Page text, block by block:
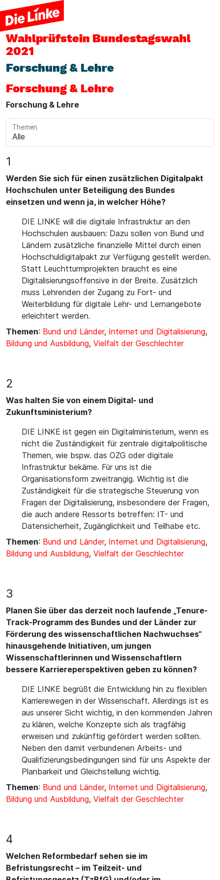
Wahlprüfstein Bundestagswahl
2021
Forschung & Lehre
Forschung & Lehre
Forschung & Lehre
Themen
1
Werden Sie sich für einen zusätzlichen Digitalpakt
Hochschulen unter Beteiligung des Bundes
einsetzen und wenn ja, in welcher Höhe?
DIE LINKE will die digitale Infrastruktur an den
Hochschulen ausbauen: Dazu sollen von Bund und
Ländern zusätzliche finanzielle Mittel durch einen
Hochschuldigitalpakt zur Verfügung gestellt werden.
Statt Leuchtturmprojekten braucht es eine
Digitalisierungsoffensive in der Breite. Zusätzlich
muss Lehrenden der Zugang zu Fort- und
Weiterbildung für digitale Lehr- und Lernangebote
erleichtert werden.
Themen: Bund und Länder, Internet und Digitalisierung,
Bildung und Ausbildung, Vielfalt der Geschlechter
2
Was halten Sie von einem Digital- und
Zukunftsministerium?
DIE LINKE ist gegen ein Digitalministerium, wenn es
nicht die Zuständigkeit für zentrale digitalpolitische
Themen, wie bspw. das OZG oder digitale
Infrastruktur bekäme. Für uns ist die
Organisationsform zweitrangig. Wichtig ist die
Zuständigkeit für die strategische Steuerung von
Fragen der Digitalisierung, insbesondere der Fragen,
die auch andere Ressorts betreffen: IT- und
Datensicherheit, Zugänglichkeit und Teilhabe etc.
Themen: Bund und Länder, Internet und Digitalisierung,
Bildung und Ausbildung, Vielfalt der Geschlechter
3
Planen Sie über das derzeit noch laufende „Tenure-
Track-Programm des Bundes und der Länder zur
Förderung des wissenschaftlichen Nachwuchses“
hinausgehende Initiativen, um jungen
Wissenschaftlerinnen und Wissenschaftlern
bessere Karriereperspektiven geben zu können?
DIE LINKE begrüßt die Entwicklung hin zu flexiblen
Karrierewegen in der Wissenschaft. Allerdings ist es
aus unserer Sicht wichtig, in den kommenden Jahren
zu klären, welche Konzepte sich als tragfähig
erweisen und zukünftig gefördert werden sollten.
Neben den damit verbundenen Arbeits- und
Qualifizierungsbedingungen sind für uns Aspekte der
Planbarkeit und Gleichstellung wichtig.
Themen: Bund und Länder, Internet und Digitalisierung,
Bildung und Ausbildung, Vielfalt der Geschlechter
4
Welchen Reformbedarf sehen sie im
Befristungsrecht – im Teilzeit- und